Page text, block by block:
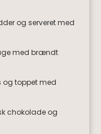
og serveret med
med brændt
og toppet med
chokolade og